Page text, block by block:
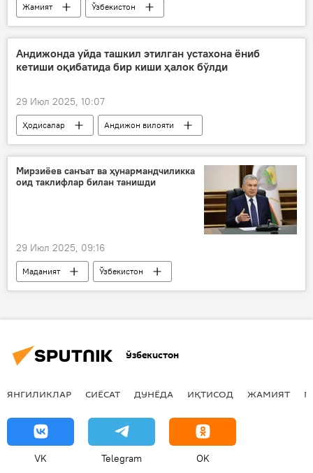
Жамият
Ўзбекистон
нималар ўзгаради
Андижонда уйда ташкил этилган устахона ёниб
кетиши оқибатида бир киши ҳалок бўлди
29 Июл 2025, 10:07
Ҳодисалар
Андижон вилояти
ёнғин
Мирзиёев санъат ва ҳунармандчиликка
оид таклифлар билан танишди
29 Июл 2025, 09:16
Маданият
Ўзбекистон
Шавкат Мирзиёев
ҳунармандлар
Ўзбекистон
ЯНГИЛИКЛАР СИЁСАТ ДУНЁДА ИҚТИСОД ЖАМИЯТ
VK Telegram OK